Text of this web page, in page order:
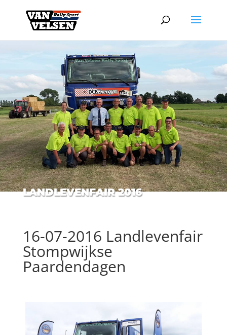
LANDLEVENFAIR 2016
16-07-2016 Landlevenfair
Stompwijkse
Paardendagen